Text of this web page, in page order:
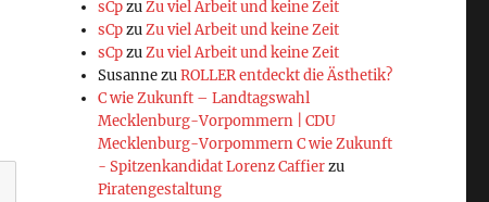
sCpzuZu viel Arbeit und keine Zeit
sCpzuZu viel Arbeit und keine Zeit
sCpzuZu viel Arbeit und keine Zeit
SusannezuROLLER entdeckt die Ästhetik?
C wie Zukunft – Landtagswahl
Mecklenburg-Vorpommern | CDU
Mecklenburg-Vorpommern C wie Zukunft
- Spitzenkandidat Lorenz Caffierzu
Piratengestaltung